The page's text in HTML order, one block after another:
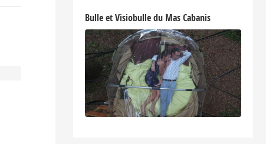
Bulle et Visiobulle du Mas Cabanis